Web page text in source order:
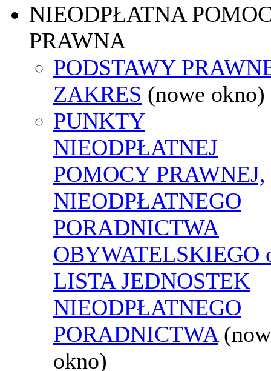
NIEODPŁATNA
PRAWNA
PODSTAWY
ZAKRES (nowe okno)
PUNKTY
NIEODPŁATNEJ
POMOCY PRAWNEJ,
NIEODPŁATNEGO
PORADNICTWA
OBYWATELSKIEGO
LISTA JEDNOSTEK
NIEODPŁATNEGO
PORADNICTWA
okno)